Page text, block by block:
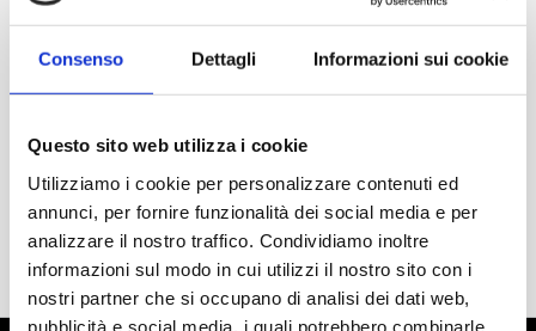
Consenso Dettagli Informazioni sui cookie
Questo sito web utilizza i cookie
Utilizziamo i cookie per personalizzare contenuti ed
annunci, per fornire funzionalità dei social media e per
analizzare il nostro traffico. Condividiamo inoltre
informazioni sul modo in cui utilizzi il nostro sito con i
nostri partner che si occupano di analisi dei dati web,
pubblicità e social media, i quali potrebbero combinarle